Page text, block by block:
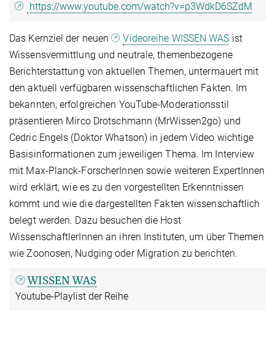
https://www.youtube.com/watch?v=p3WdkD6SZdM
Das Kernziel der neuen Videoreihe WISSEN WAS ist
Wissensvermittlung und neutrale, themenbezogene
Berichterstattung von aktuellen Themen, untermauert mit
den aktuell verfügbaren wissenschaftlichen Fakten. Im
bekannten, erfolgreichen YouTube-Moderationsstil
präsentieren Mirco Drotschmann (MrWissen2go) und
Cedric Engels (Doktor Whatson) in jedem Video wichtige
Basisinformationen zum jeweiligen Thema. Im Interview
mit Max-Planck-ForscherInnen sowie weiteren ExpertInnen
wird erklärt, wie es zu den vorgestellten Erkenntnissen
kommt und wie die dargestellten Fakten wissenschaftlich
belegt werden. Dazu besuchen die Host
WissenschaftlerInnen an ihren Instituten, um über Themen
wie Zoonosen, Nudging oder Migration zu berichten.
WISSEN WAS
Youtube-Playlist der Reihe